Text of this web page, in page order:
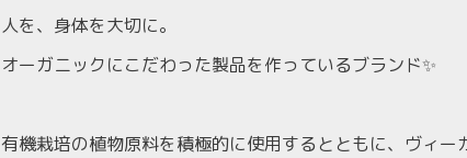
人を、身体を大切に。
オーガニックにこだわった製品を作っているブランド✨
有機栽培の植物原料を積極的に使用するとともに、ヴィ